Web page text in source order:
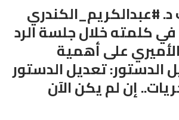
د. #عبدالكريم_الكندري
كلمته خلال جلسة الرد
على أهمية
الدستور: تعديل الدستور
إن لم يكن الآن